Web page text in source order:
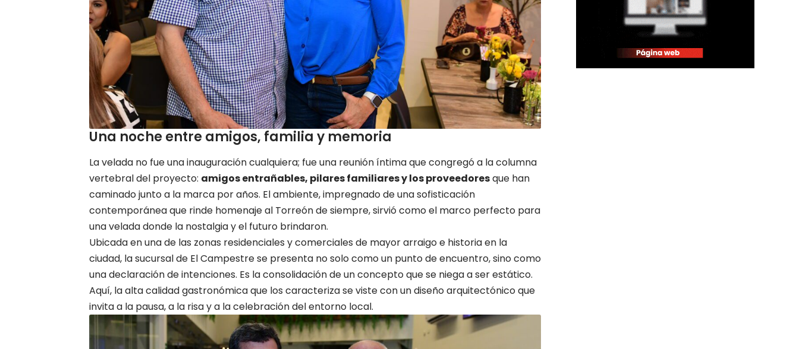
Una noche entre amigos, familia y memoria
La velada no fue una inauguración cualquiera; fue una reunión íntima que congregó a la columna
vertebral del proyecto: amigos entrañables, pilares familiares y los proveedoresque han
caminado junto a la marca por años. El ambiente, impregnado de una sofisticación
contemporánea que rinde homenaje al Torreón de siempre, sirvió como el marco perfecto para
una velada donde la nostalgia y el futuro brindaron.
Ubicada en una de las zonas residenciales y comerciales de mayor arraigo e historia en la
ciudad, la sucursal de El Campestre se presenta no solo como un punto de encuentro, sino como
una declaración de intenciones. Es la consolidación de un concepto que se niega a ser estático.
Aquí, la alta calidad gastronómica que los caracteriza se viste con un diseño arquitectónico que
invita a la pausa, a la risa y a la celebración del entorno local.